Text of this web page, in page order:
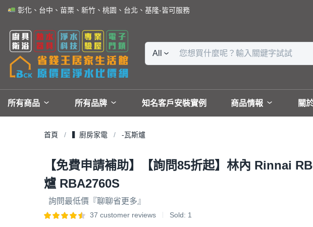
彰化、台中、苗栗、新竹、桃園、台北、基隆-皆可服務
All
所有商品 所有品牌 知名客戶安裝實例 商品情報 關
首頁 ▍廚房家電 -瓦斯爐
【免費申請補助】【詢問85折起】林內 Rinnai
爐 RBA2760S
詢問最低價『聊聊省更多』
37 customer reviews Sold: 1